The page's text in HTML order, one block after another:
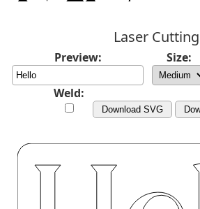
Laser Cutting
Preview: Size:
Weld:
Download SVG